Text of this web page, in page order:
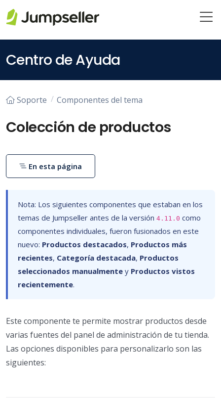
Centro de Ayuda
Soporte Componentes del tema
Colección de productos
Nota: Los siguientes componentes que estaban en los
temas de Jumpseller antes de la versión 4.11.0 como
componentes individuales, fueron fusionados en este
nuevo: Productos destacados, Productos más
recientes, Categoría destacada, Productos
seleccionados manualmente y Productos vistos
recientemente.
Este componente te permite mostrar productos desde
varias fuentes del panel de administración de tu tienda.
Las opciones disponibles para personalizarlo son las
siguientes:
En esta página